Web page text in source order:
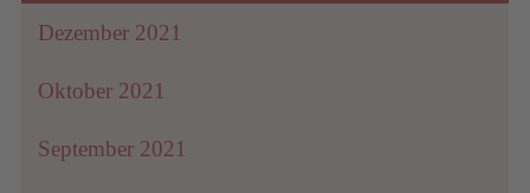
Dezember 2021
Oktober 2021
September 2021